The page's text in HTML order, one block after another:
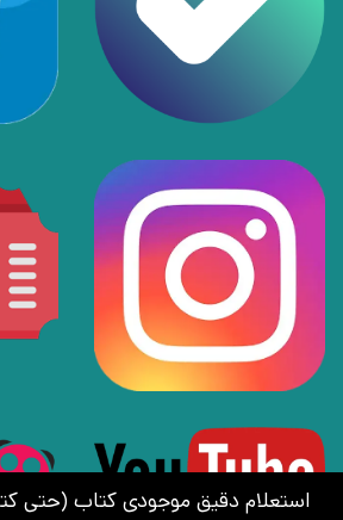
استعلام دقیق موجودی کتاب (حتی